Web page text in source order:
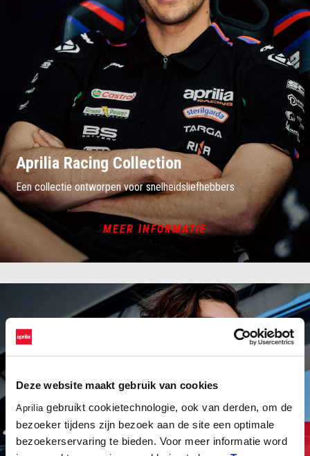
Deze website maakt gebruik van cookies
Aprilia gebruikt cookietechnologie, ook van derden, om de
bezoeker tijdens zijn bezoek aan de site een optimale
bezoekerservaring te bieden. Voor meer informatie word
Aprilia Racing Collection
Een collectie ontworpen voor snelheidsliefhebbers
MEER INFORMATIE